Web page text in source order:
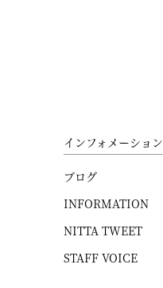
インフォメーション
ブログ
INFORMATION
NITTA TWEET
STAFF VOICE